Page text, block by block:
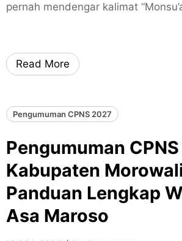
pernah mendengar kalimat
Read More
Pengumuman CPNS 2027
Pengumuman CPNS
Kabupaten
Panduan Lengkap
Asa Maroso